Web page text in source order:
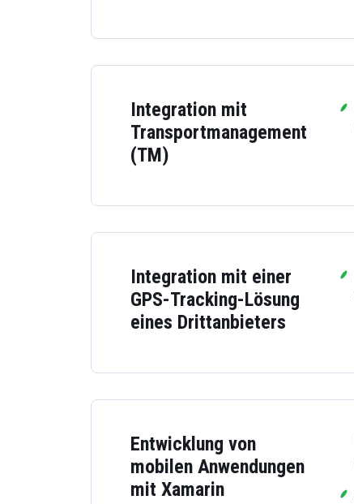
Integration mit
Transportmanagement
(TM)
Integration mit einer
GPS-Tracking-Lösung
eines Drittanbieters
Entwicklung von
mobilen Anwendungen
mit Xamarin